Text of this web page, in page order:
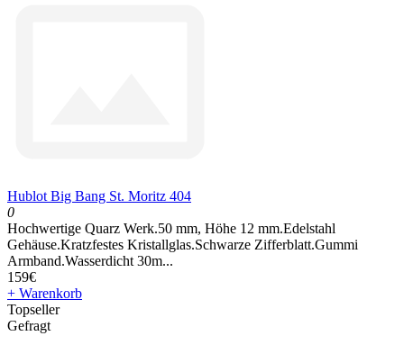
Hublot Big Bang St. Moritz 404
0
Hochwertige Quarz Werk.50 mm, Höhe 12 mm.Edelstahl
Gehäuse.Kratzfestes Kristallglas.Schwarze Zifferblatt.Gummi
Armband.Wasserdicht 30m...
159€
+ Warenkorb
Topseller
Gefragt